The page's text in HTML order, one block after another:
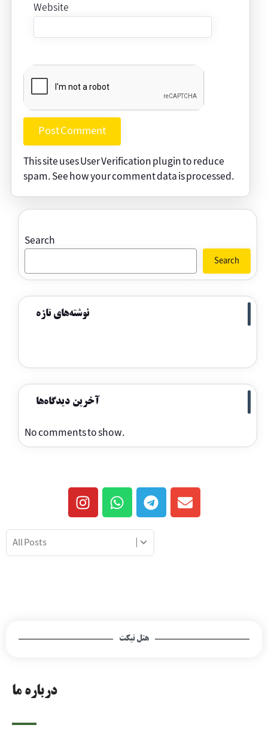
Website
This site uses User Verification plugin to reduce
spam.See how your comment data is processed.
Search
Search
نوشته‌های تازه
آخرین دیدگاه‌ها
No comments to show.
هتل تیکت
درباره ما